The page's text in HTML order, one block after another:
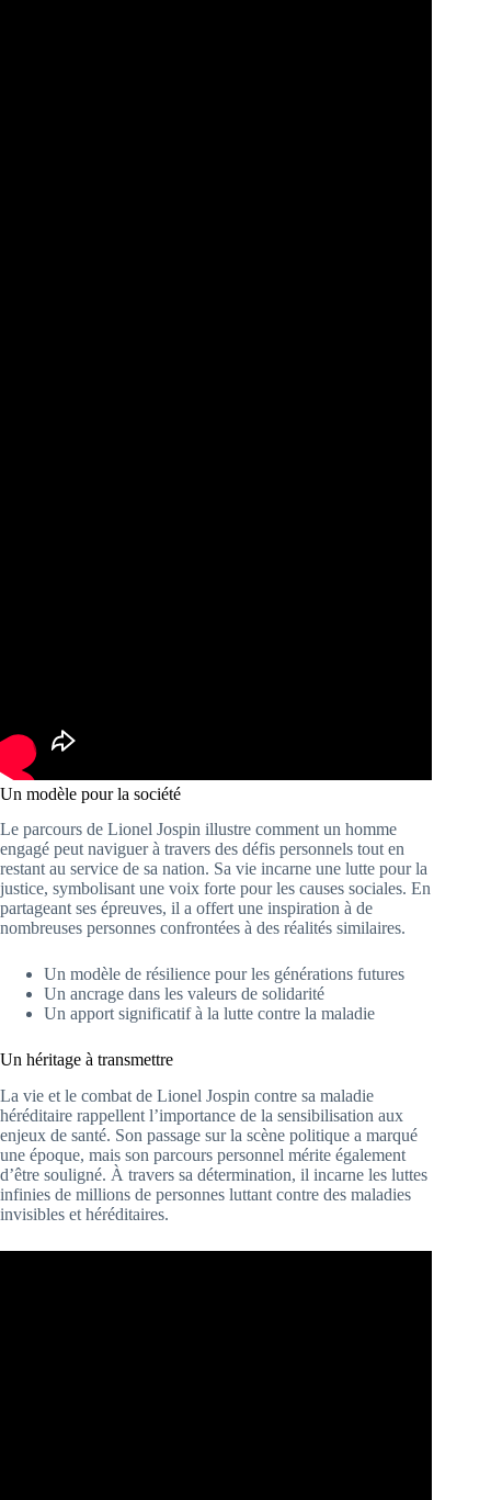
Un modèle pour la société
Le parcours de Lionel Jospin illustre comment un homme
engagé peut naviguer à travers des défis personnels tout en
restant au service de sa nation. Sa vie incarne une lutte pour la
justice, symbolisant une voix forte pour les causes sociales. En
partageant ses épreuves, il a offert une inspiration à de
nombreuses personnes confrontées à des réalités similaires.
Un modèle de résilience pour les générations futures
Un ancrage dans les valeurs de solidarité
Un apport significatif à la lutte contre la maladie
Un héritage à transmettre
La vie et le combat de Lionel Jospin contre sa maladie
héréditaire rappellent l’importance de la sensibilisation aux
enjeux de santé. Son passage sur la scène politique a marqué
une époque, mais son parcours personnel mérite également
d’être souligné. À travers sa détermination, il incarne les luttes
infinies de millions de personnes luttant contre des maladies
invisibles et héréditaires.